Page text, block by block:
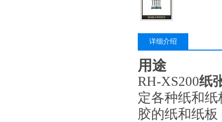
详细介绍
用途
RH-XS200纸
定各种纸和
胶的纸和纸